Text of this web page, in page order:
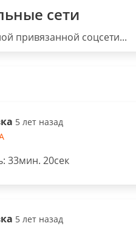
сети
привязанной соцсети...
5 лет назад
33мин. 20сек
5 лет назад